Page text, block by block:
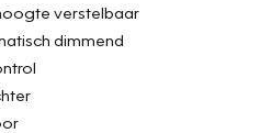
verstelbaar
dimmend